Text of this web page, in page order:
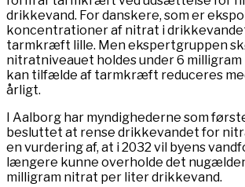
drikkevand. For danskere, som er
koncentrationer af nitrat i
tarmkræft lille. Men ekspertgruppen
nitratniveauet holdes under 6 milligram
kan tilfælde af tarmkræft reduceres
årligt.
I Aalborg har myndighederne som
besluttet at rense drikkevandet for
en vurdering af, at i 2032 vil byens
længere kunne overholde det
milligram nitrat per liter drikkevand.